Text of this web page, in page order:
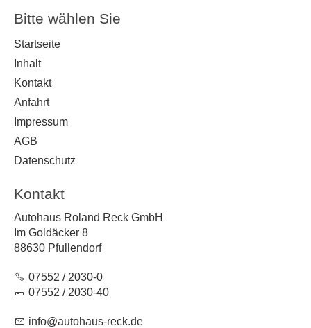
Bitte wählen Sie
Startseite
Inhalt
Kontakt
Anfahrt
Impressum
AGB
Datenschutz
Kontakt
Autohaus Roland Reck GmbH
Im Goldäcker 8
88630 Pfullendorf
07552 / 2030-0
07552 / 2030-40
nf t h s-r ck d